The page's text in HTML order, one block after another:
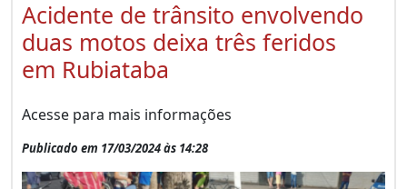
Acidente de trânsito envolvendo
duas motos deixa três feridos
em Rubiataba
Acesse para mais informações
Publicado em 17/03/2024 às 14:28